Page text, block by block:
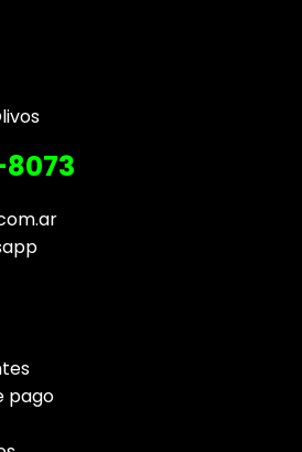
8073
pago